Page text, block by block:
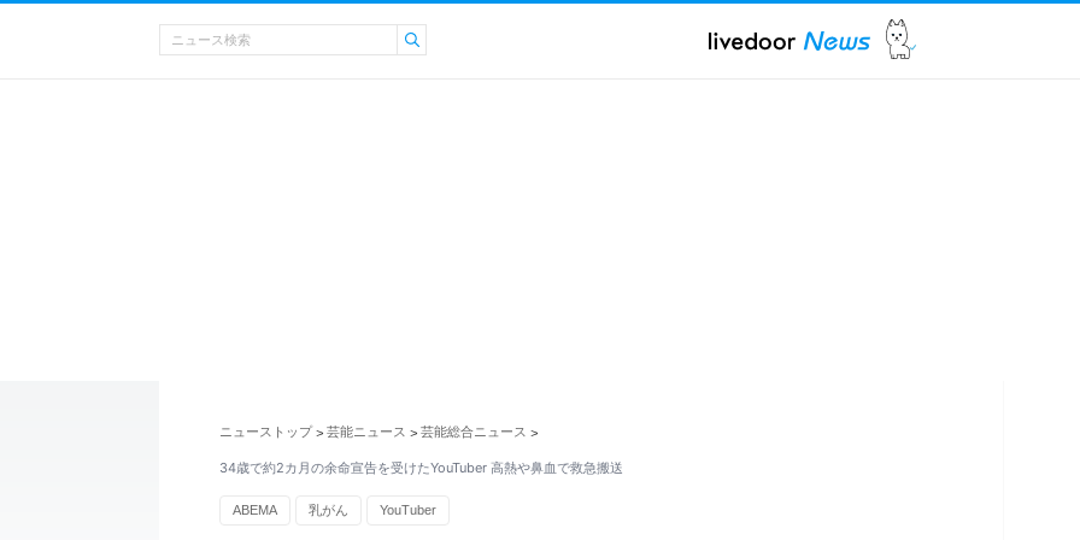
ニューストップ > 芸能ニュース > 芸能総合ニュース >
34歳で約2カ月の余命宣告を受けたYouTuber 高熱や鼻血で救急搬送
ABEMA 乳がん YouTuber